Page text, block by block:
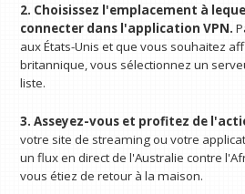
2. Choisissez l'emplacement à
connecter dans l'application VPN.
aux États-Unis et que vous souhaitez
britannique, vous sélectionnez un
liste.
3. Asseyez-vous et profitez de
votre site de streaming ou votre
un flux en direct de l'Australie contre
vous étiez de retour à la maison.